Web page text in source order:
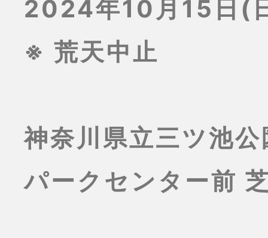
2024年10月15日
※ 荒天中止
神奈川県立三ツ池公
パークセンター前